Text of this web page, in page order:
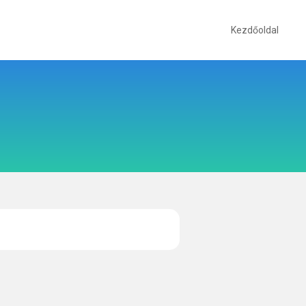
Kezdőoldal